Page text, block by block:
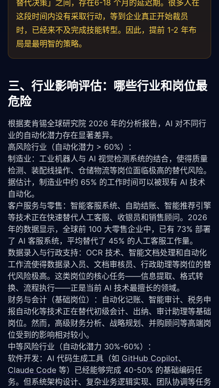
替代决策」之间，存在6-18 个月的延迟期。很多人在
这段时间内没有采取行动，等到企业真正开始裁员
时，已经来不及完成技能转型。因此，提前 1-2 年布
局是最明智的策略。
三、行业影响评估：哪些行业和岗位最
危险
根据麦肯锡全球研究院 2026 年的分析报告，AI 对不同行
业的自动化潜力存在显著差异。
高风险行业（自动化潜力 > 60%）：
制造业：工业机器人与 AI 视觉检测系统的结合，使得质量
检测、装配线操作、仓储物流等岗位面临极高的替代风险。
据估计，制造业中约 65% 的工作时间可以被现有 AI 技术
自动化。
客户服务与零售：智能客服系统、自助结账、智能推荐引擎
等技术正在快速替代人工客服、收银员和销售顾问。2026
年的数据显示，全球前 100 大零售企业中，已有 73% 部署
了 AI 客服系统，平均替代了 45% 的人工客服工作量。
数据录入与行政支持：OCR 技术、智能文档处理和自动化
工作流使得数据录入员、文档审核员、行政助理等岗位的替
代风险极高。这类岗位的核心任务——信息提取、格式转
换、流程执行——正是当前 AI 技术最擅长的领域。
财务与会计（基础岗位）：自动化记账、智能审计、税务申
报自动化等技术正在替代初级会计、出纳、审计助理等基础
岗位。然而，高级财务分析、战略规划、并购顾问等高端岗
位受到的影响相对较小。
中等风险行业（自动化潜力 30%-60%）：
软件开发：AI 代码生成工具（如 GitHub Copilot、
Claude Code 等）已经能够完成 40-50% 的基础编码任
务。但系统架构设计、复杂业务逻辑实现、团队协调等任务